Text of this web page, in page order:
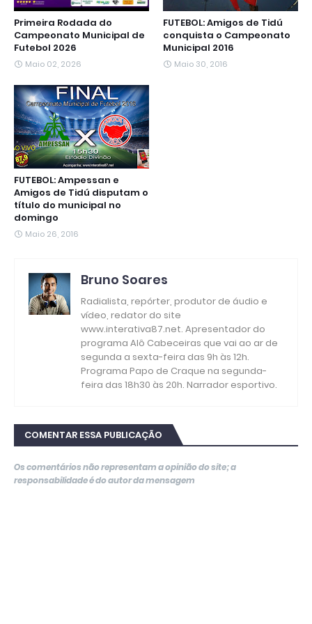
Primeira Rodada do
Campeonato Municipal de
Futebol 2026
Maio 02, 2026
FUTEBOL: Amigos de Tidú
conquista o Campeonato
Municipal 2016
Maio 30, 2016
FUTEBOL: Ampessan e
Amigos de Tidú disputam o
título do municipal no
domingo
Maio 26, 2016
Bruno Soares
Radialista, repórter, produtor de áudio e
vídeo, redator do site
www.interativa87.net. Apresentador do
programa Alô Cabeceiras que vai ao ar de
segunda a sexta-feira das 9h às 12h.
Programa Papo de Craque na segunda-
feira das 18h30 às 20h. Narrador esportivo.
COMENTAR ESSA PUBLICAÇÃO
Os comentários não representam a opinião do site; a
responsabilidade é do autor da mensagem